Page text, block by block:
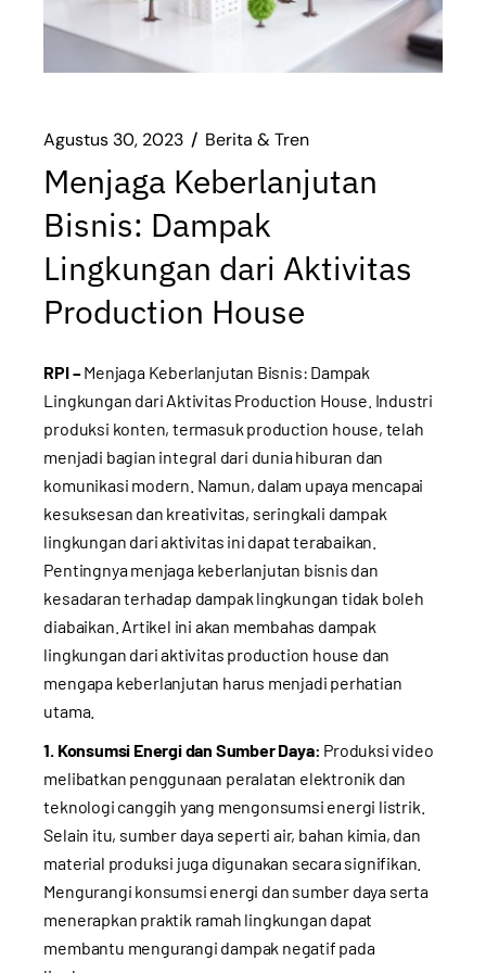
Agustus 30, 2023 Berita & Tren
Menjaga Keberlanjutan
Bisnis: Dampak
Lingkungan dari Aktivitas
Production House
RPI –Menjaga Keberlanjutan Bisnis: Dampak
Lingkungan dari Aktivitas Production House. Industri
produksi konten, termasuk production house, telah
menjadi bagian integral dari dunia hiburan dan
komunikasi modern. Namun, dalam upaya mencapai
kesuksesan dan kreativitas, seringkali dampak
lingkungan dari aktivitas ini dapat terabaikan.
Pentingnya menjaga keberlanjutan bisnis dan
kesadaran terhadap dampak lingkungan tidak boleh
diabaikan. Artikel ini akan membahas dampak
lingkungan dari aktivitas production house dan
mengapa keberlanjutan harus menjadi perhatian
utama.
1. Konsumsi Energi dan Sumber Daya: Produksi video
melibatkan penggunaan peralatan elektronik dan
teknologi canggih yang mengonsumsi energi listrik.
Selain itu, sumber daya seperti air, bahan kimia, dan
material produksi juga digunakan secara signifikan.
Mengurangi konsumsi energi dan sumber daya serta
menerapkan praktik ramah lingkungan dapat
membantu mengurangi dampak negatif pada